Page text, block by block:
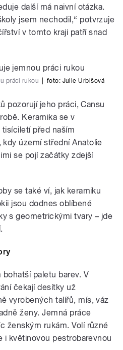
další má naivní otázka.
jsem nechodil,“ potvrzuje
v tomto kraji patří snad
práci rukou foto: Julie Urbišová
pozorují jeho práci, Cansu
Keramika se v
tisíciletí před naším
území střední Anatolie
se pojí začátky zdejší
se také ví, jak keramiku
jsou dodnes oblíbené
s geometrickými tvary – jde
paletu barev. V
čekají desítky už
vyrobených talířů, mís, váz
ženy. Jemná práce
ženským rukám. Volí různé
i květinovou pestrobarevnou